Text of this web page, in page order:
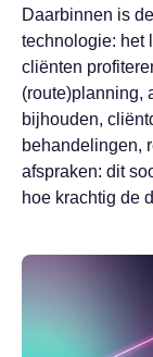
Daarbinnen is
technologie: het
cliënten
(route)planning,
bijhouden,
behandelingen,
afspraken: dit
hoe krachtig de